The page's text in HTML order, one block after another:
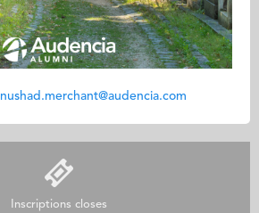
nushad.merchant@audencia.com
Inscriptions closes